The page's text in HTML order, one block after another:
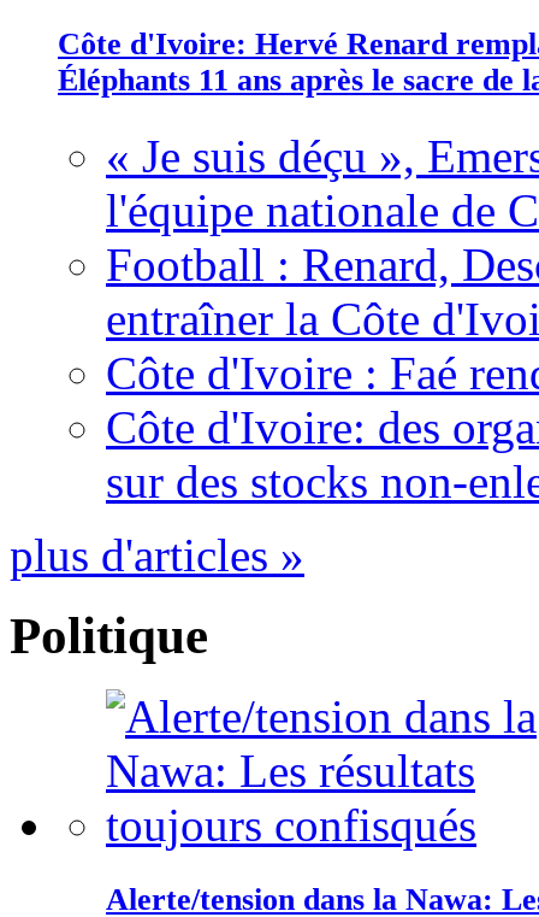
Côte d'Ivoire: Hervé Renard
Éléphants 11 ans après le sacre de
« Je suis déçu »,
l'équipe nationale de
Football : Renard,
entraîner la Côte
Côte d'Ivoire : Faé
Côte d'Ivoire: des
sur des stocks non-
plus d'articles »
Politique
Alerte/tension dans la Nawa: